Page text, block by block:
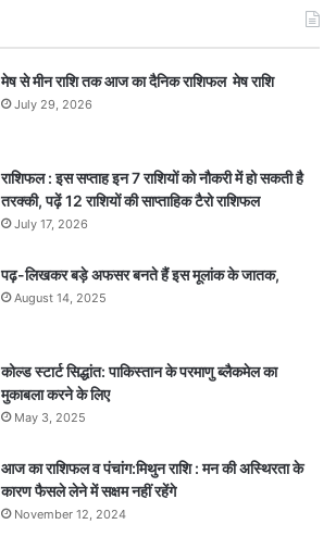
मेष से मीन राशि तक आज का दैनिक राशिफल मेष राशि
July 29, 2026
राशिफल : इस सप्ताह इन 7 राशियों को नौकरी में हो सकती है
तरक्की, पढ़ें 12 राशियों की साप्ताहिक टैरो राशिफल
July 17, 2026
पढ़-लिखकर बड़े अफसर बनते हैं इस मूलांक के जातक,
August 14, 2025
कोल्ड स्टार्ट सिद्धांत: पाकिस्तान के परमाणु ब्लैकमेल का
मुकाबला करने के लिए
May 3, 2025
आज का राशिफल व पंचांग:मिथुन राशि : मन की अस्थिरता के
कारण फैसले लेने में सक्षम नहीं रहेंगे
November 12, 2024